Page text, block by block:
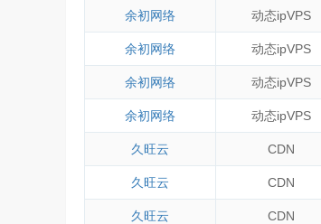
余初网络 动态ipVPS
余初网络 动态ipVPS
余初网络 动态ipVPS
余初网络 动态ipVPS
久旺云 CDN
久旺云 CDN
久旺云 CDN